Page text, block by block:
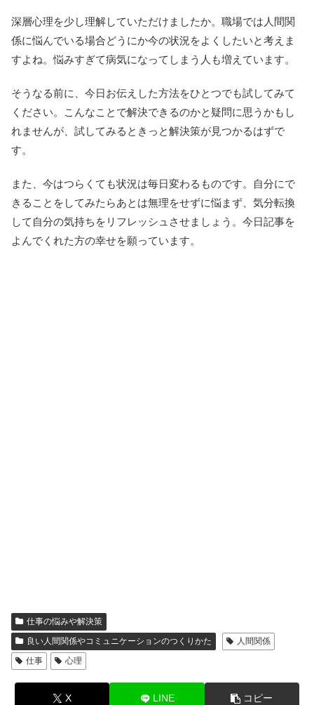
深層心理を少し理解していただけましたか。職場では人間関
係に悩んでいる場合どうにか今の状況をよくしたいと考えま
すよね。悩みすぎて病気になってしまう人も増えています。
そうなる前に、今日お伝えした方法をひとつでも試してみて
ください。こんなことで解決できるのかと疑問に思うかもし
れませんが、試してみるときっと解決策が見つかるはずで
す。
また、今はつらくても状況は毎日変わるものです。自分にで
きることをしてみたらあとは無理をせずに悩まず、気分転換
して自分の気持ちをリフレッシュさせましょう。今日記事を
よんでくれた方の幸せを願っています。
仕事の悩みや解決策
良い人間関係やコミュニケーションのつくりかた
人間関係
仕事
心理
X LINE コピー